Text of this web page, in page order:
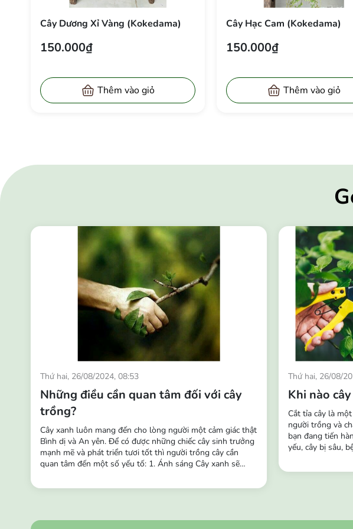
Cây Dương Xỉ Vàng (Kokedama)
150.000₫
Thêm vào giỏ
Cây Hạc Cam (Kokedama)
150.000₫
Thêm vào giỏ
Thứ hai, 26/08/2024, 08:53
Những điều cần quan tâm đối với cây
trồng?
Cây xanh luôn mang đến cho lòng người một cảm giác thật
Bình dị và An yên. Để có được những chiếc cây sinh trưởng
mạnh mẽ và phát triển tươi tốt thì người trồng cây cần
quan tâm đến một số yếu tố: 1. Ánh sáng Cây xanh sẽ
theo thời gian chúng cũng sẽ thích nghi với các môi trường
Thứ hai, 26/08/
Khi nào
Cắt tỉa cây là
người trồng và
bạn đang tiến
yếu, cây bị sâu,
mọc hoặc cây bị